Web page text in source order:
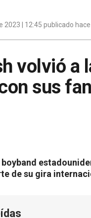
2023 | 12:45 publicado
volvió a
sus
boyband
de su gira